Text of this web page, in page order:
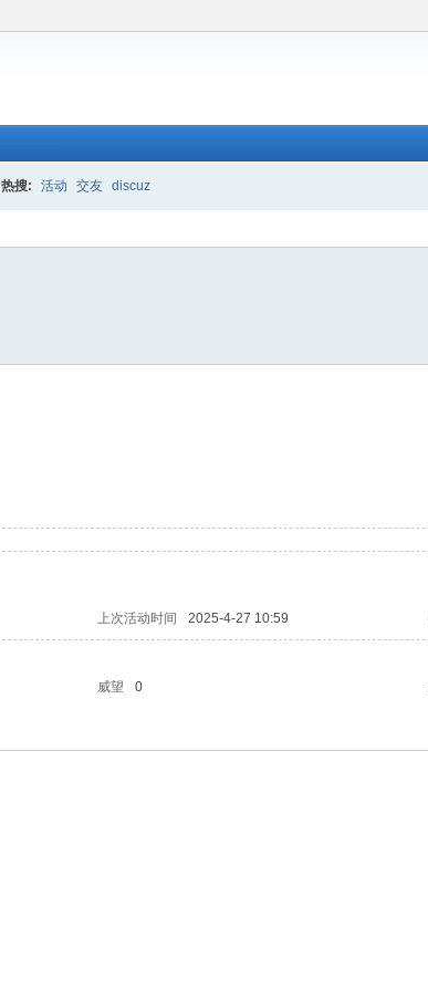
热搜: 活动 交友 discuz
上次活动时间 2025-4-27 10:59
威望 0